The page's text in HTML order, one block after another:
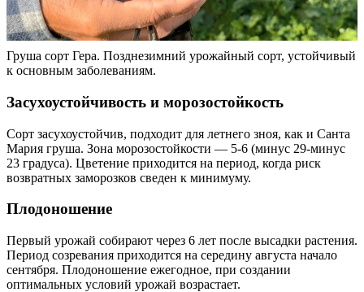
Груша сорт Гера. Позднезимний урожайный сорт, устойчивый
к основным заболеваниям.
Засухоустойчивость и морозостойкость
Сорт засухоустойчив, подходит для летнего зноя, как и Санта
Мария груша. Зона морозостойкости — 5-6 (минус 29-минус
23 градуса). Цветение приходится на период, когда риск
возвратных заморозков сведен к минимуму.
Плодоношение
Первый урожай собирают через 6 лет после высадки растения.
Период созревания приходится на середину августа начало
сентября. Плодоношение ежегодное, при создании
оптимальных условий урожай возрастает.